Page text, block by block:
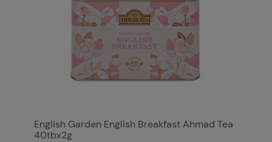
English Garden English Breakfast Ahmad Tea
40tbx2g